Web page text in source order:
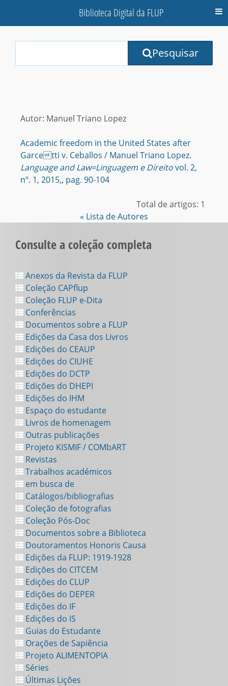
Biblioteca Digital da FLUP
Terms:
Pesquisar
Autor: Manuel Triano Lopez
Academic freedom in the United States after
Garcetti v. Ceballos / Manuel Triano Lopez.
Language and Law=Linguagem e Direitovol. 2,
nº. 1, 2015,, pag. 90-104
Total de artigos: 1
« Lista de Autores
Consulte a coleção completa
Anexos da Revista da FLUP
Coleção CAPflup
Coleção FLUP e-Dita
Conferências
Documentos sobre a FLUP
Edições da Casa dos Livros
Edições do CEAUP
Edições do CIUHE
Edições do DCTP
Edições do DHEPI
Edições do IHM
Espaço do estudante
Livros de homenagem
Outras publicações
Projeto KISMIF / COMbART
Revistas
Trabalhos académicos
em busca de
Catálogos/bibliografias
Coleção de fotografias
Coleção Pós-Doc
Documentos sobre a Biblioteca
Doutoramentos Honoris Causa
Edições da FLUP: 1919-1928
Edições do CITCEM
Edições do CLUP
Edições do DEPER
Edições do IF
Edições do IS
Guias do Estudante
Orações de Sapiência
Projeto ALIMENTOPIA
Séries
Últimas Lições